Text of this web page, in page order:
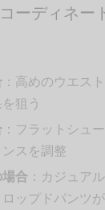
ーディネー
：高めのウエス
狙う
：フラットシュ
スを調整
合：カジュア
ップドパンツ